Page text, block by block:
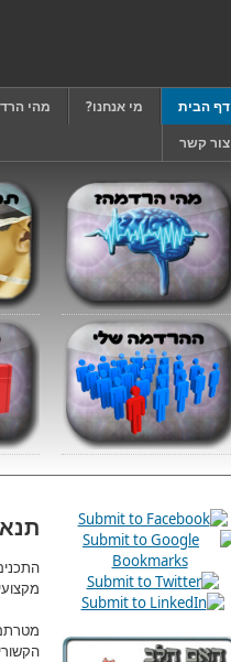
דף הבית מי אנחנו? מהי
צור קשר